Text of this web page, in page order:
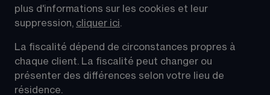
plus d'informations sur les cookies et leur
suppression, cliquer ici.
La fiscalité dépend de circonstances propres à
chaque client. La fiscalité peut changer ou
présenter des différences selon votre lieu de
résidence.